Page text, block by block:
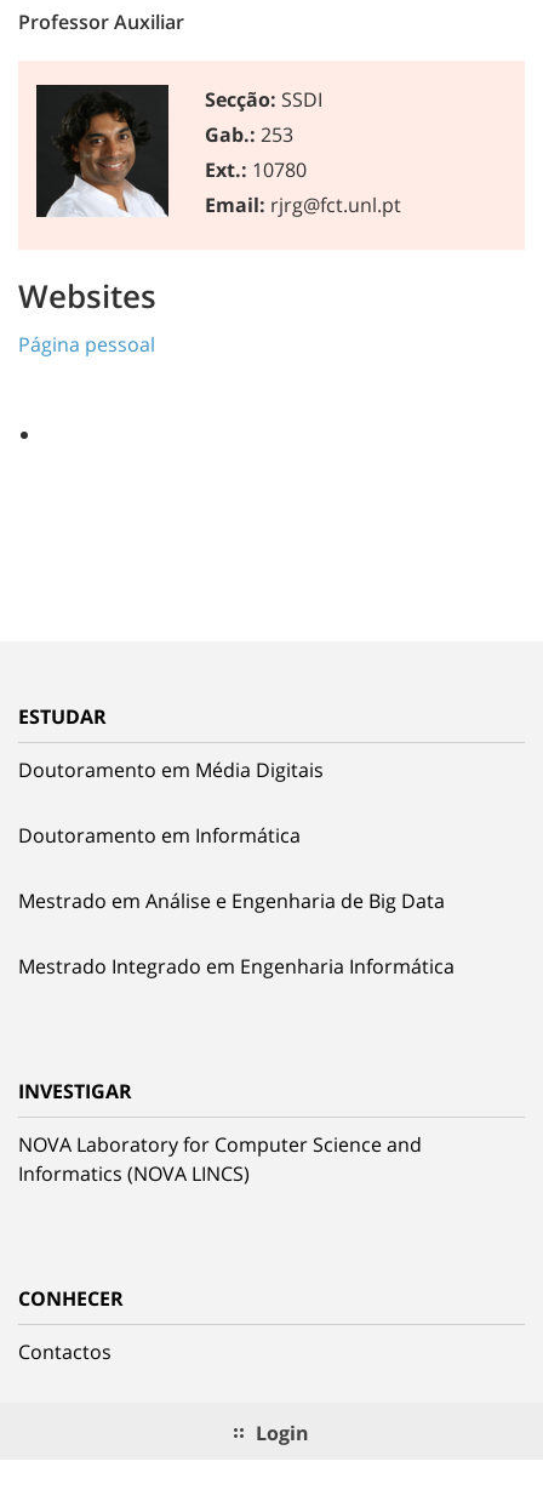
Professor Auxiliar
Secção: SSDI
Gab.: 253
Ext.: 10780
Email: rjrg@fct.unl.pt
Websites
Página pessoal
ESTUDAR
Doutoramento em Média Digitais
Doutoramento em Informática
Mestrado em Análise e Engenharia de Big Data
Mestrado Integrado em Engenharia Informática
INVESTIGAR
NOVA Laboratory for Computer Science and
Informatics (NOVA LINCS)
CONHECER
Contactos
Login